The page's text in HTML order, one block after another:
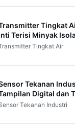
Tingkat
Terisi Minyak
HT untukTingkat Air
Tekanan
Digital dan
Silikon
Tekanan Industri